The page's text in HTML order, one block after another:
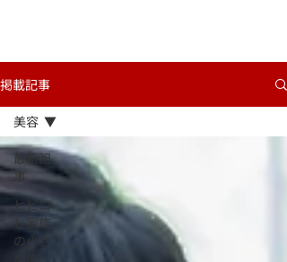
掲載記事
最新記
事
ヒビコ
レ家族
の小さ
美容